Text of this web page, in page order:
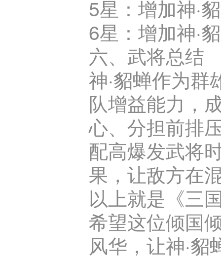
5星：增加神·
6星：增加神·
六、武将总结
神·貂蝉作为
队增益能力，
心、分担前排
配高爆发武将
果，让敌方在
以上就是《三
希望这位倾国
风华，让神·